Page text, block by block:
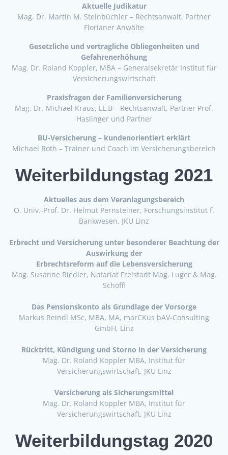
Aktuelle Judikatur
Mag. Dr. Martin M. Steinbüchler – Rechtsanwalt, Partner
Florianer Anwälte
Gesetzliche und vertragliche Obliegenheiten und
Gefahrenerhöhung
Mag. Dr. Roland Koppler, MBA – Generalsekretär Institut für
Versicherungswirtschaft
Praxisfragen der Familienversicherung
Mag. Dr. Michael Kraus, LL.B – Rechtsanwalt, Partner Prof.
Haslinger und Partner
BU-Versicherung – kundenorientiert erklärt
Michael Roth – Trainer und Coach im Versicherungsbereich
Weiterbildungstag 2021
Aktuelles aus dem Veranlagungsbereich
O. Univ.-Prof. Dr. Helmut Pernsteiner, Forschungsinstitut f.
Bankwesen, JKU Linz
Erbrecht und Versicherung unter besonderer Beachtung der
Auswirkung der
Erbrechtsreform auf die Lebensversicherung
Mag. Susanne Riedler, Notariat Freistadt Mag. Luger & Mag.
Schöffl
Das Pensionskonto als Grundlage der Vorsorge
Markus Reindl MSc, MBA, MA, marCKus bAV-Consulting
GmbH, Linz
Rücktritt, Kündigung und Storno in der Versicherung
Mag. Dr. Roland Koppler MBA, Institut für
Versicherungswirtschaft, JKU Linz
Versicherung als Sicherungsmittel
Mag. Dr. Roland Koppler MBA, Institut für
Versicherungswirtschaft, JKU Linz
Weiterbildungstag 2020